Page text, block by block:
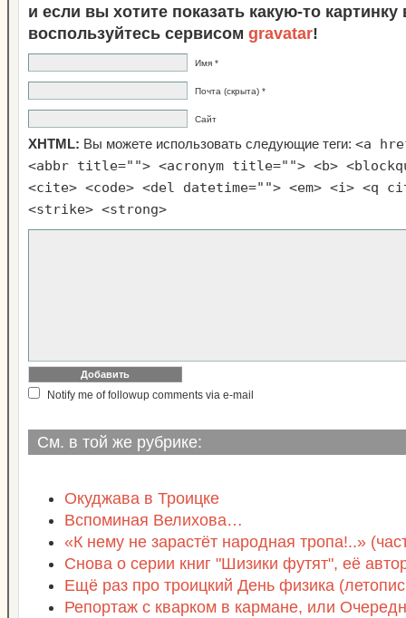
и если вы хотите показать какую-то
воспользуйтесь сервисом gravatar!
Имя *
Почта (скрыта) *
Сайт
XHTML: Вы можете использовать следующие теги: <a
<abbr title=""> <acronym title=""> <b>
<cite> <code> <del datetime=""> <em> <i> <q
<strike> <strong>
Notify me of followup comments via e-mail
См. в той же рубрике:
Окуджава в Троицке
Вспоминая Велихова…
«К нему не зарастёт народная тропа!..»
Снова о серии книг "Шизики футят", её
Ещё раз про троицкий День физика
Репортаж с кварком в кармане, или